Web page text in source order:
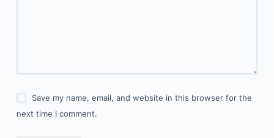
Save my name, email, and website in this browser for the
next time I comment.